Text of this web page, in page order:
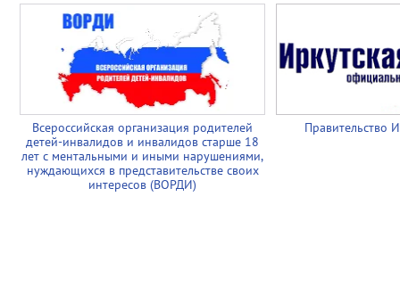
Всероссийская организация родителей
детей-инвалидов и инвалидов старше 18
лет с ментальными и иными нарушениями,
нуждающихся в представительстве своих
интересов (ВОРДИ)
Правительство